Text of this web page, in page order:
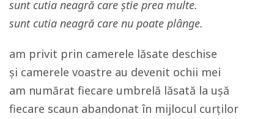
sunt cutia neagră care știe prea multe.
sunt cutia neagră care nu poate plânge.
am privit prin camerele lăsate deschise
și camerele voastre au devenit ochii mei
am numărat fiecare umbrelă lăsată la ușă
fiecare scaun abandonat în mijlocul curților